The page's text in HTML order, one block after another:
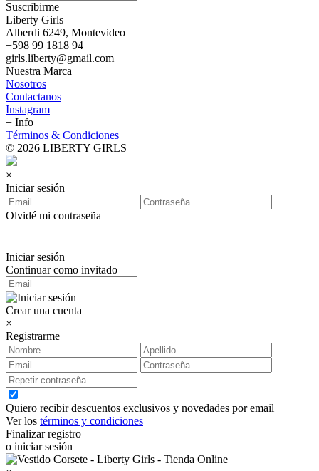
Suscribirme
Liberty Girls
Alberdi 6249, Montevideo
+598 99 1818 94
girls.liberty@gmail.com
Nuestra Marca
Nosotros
Contactanos
Instagram
+ Info
Términos & Condiciones
© 2026 LIBERTY GIRLS
×
Iniciar sesión
Olvidé mi contraseña
Iniciar sesión
Continuar como invitado
Crear una cuenta
×
Registrarme
Quiero recibir descuentos exclusivos y novedades por email
Ver los términos y condiciones
Finalizar registro
o iniciar sesión